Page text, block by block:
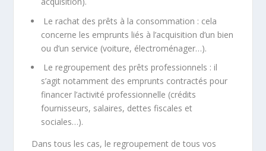
Le rachat des prêts à la consommation : cela
concerne les emprunts liés à l’acquisition d’un bien
ou d’un service (voiture, électroménager…).
Le regroupement des prêts professionnels : il
s’agit notamment des emprunts contractés pour
financer l’activité professionnelle (crédits
fournisseurs, salaires, dettes fiscales et
sociales…).
Dans tous les cas, le regroupement de tous vos